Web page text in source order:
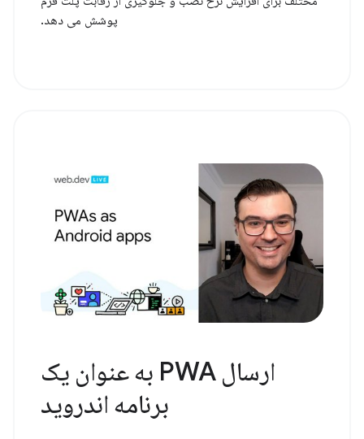
پوشش می دهد.
ارسال PWA به عنوان یک
برنامه اندروید